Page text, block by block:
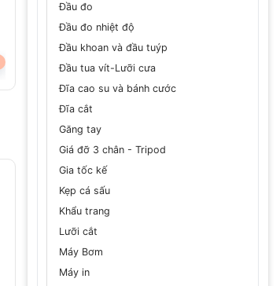
Đầu đo
Đầu đo nhiệt độ
Đầu khoan và đầu tuýp
Đầu tua vít-Lưỡi cưa
Đĩa cao su và bánh cước
Đĩa cắt
Găng tay
Giá đỡ 3 chân - Tripod
Gia tốc kế
Kẹp cá sấu
Khẩu trang
Lưỡi cắt
Máy Bơm
Máy in